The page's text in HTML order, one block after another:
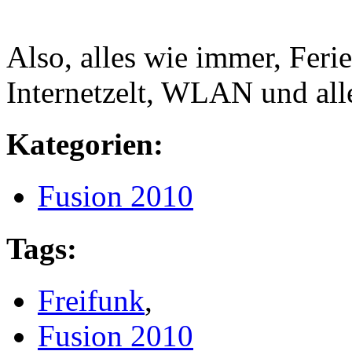
Also, alles wie immer,
Internetzelt, WLAN und
Kategorien:
Fusion 2010
Tags:
Freifunk,
Fusion 2010